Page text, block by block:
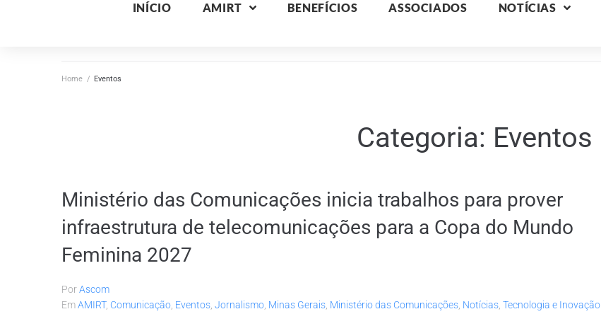
INÍCIO AMIRT BENEFÍCIOS ASSOCIADOS NOTÍCIAS
Home / Eventos
Categoria: Eventos
Ministério das Comunicações inicia trabalhos para prover
infraestrutura de telecomunicações para a Copa do Mundo
Feminina 2027
PorAscom
EmAMIRT, Comunicação Eventos Jornalismo Minas Gerais Ministério das Comunicações Notícias Tecnologia e Inovação